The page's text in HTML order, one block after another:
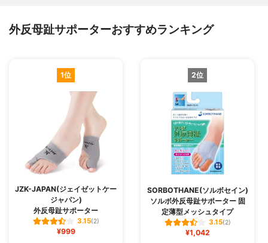
外反母趾サポーターおすすめランキング
1位
JZK-JAPAN(ジェイゼットケー
ジャパン)
外反母趾サポーター
3.15(2)
¥999
2位
SORBOTHANE(ソルボセイン)
ソルボ外反母趾サポーター 固
定薄型メッシュタイプ
3.15(2)
¥1,042